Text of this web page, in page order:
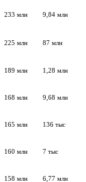
233 млн 9,84 млн
225 млн 87 млн
189 млн 1,28 млн
168 млн 9,68 млн
165 млн 136 тыс
160 млн 7 тыс
158 млн 6,77 млн